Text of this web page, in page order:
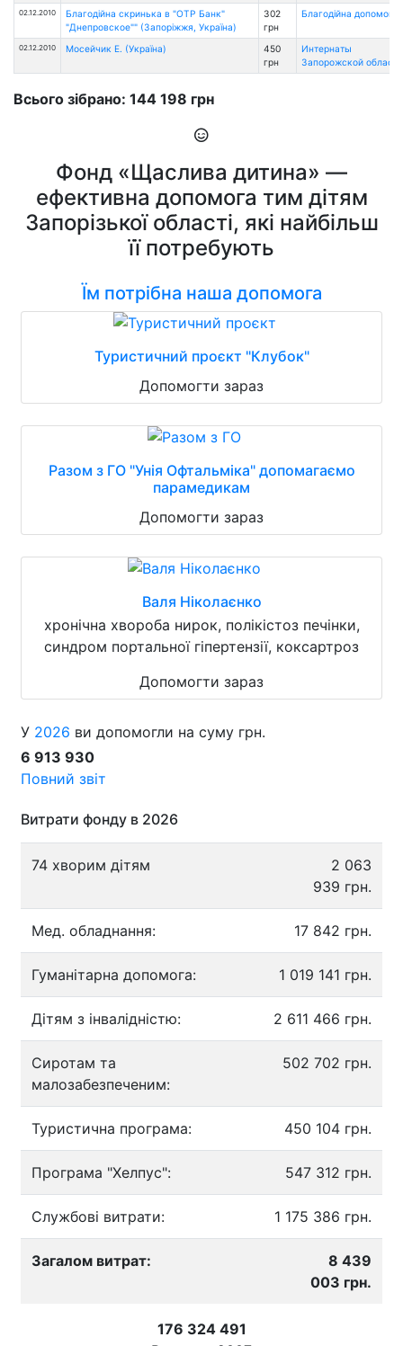
02.12.2010
Благодійна скринька в "ОТР Банк"
"Днепровское"" (Запоріжжя, Україна)
302
грн
Благодійна допомога
02.12.2010 Мосейчик Е. (Україна)
450
грн
Интернаты
Запорожской области
Всього зібрано: 144 198 грн
Фонд «Щаслива дитина» —
ефективна допомога тим дітям
Запорізької області, які найбільш
її потребують
Їм потрібна наша допомога
Туристичний проєкт "Клубок"
Допомогти зараз
Разом з ГО "Унія Офтальміка" допомагаємо
парамедикам
Допомогти зараз
Валя Ніколаєнко
хронічна хвороба нирок, полікістоз печінки,
синдром портальної гіпертензії, коксартроз
Допомогти зараз
У 2026 ви допомогли на суму грн.
6 913 930
Повний звіт
Витрати фонду в 2026
74 хворим дітям
2 063
939 грн.
Мед. обладнання: 17 842 грн.
Гуманітарна допомога: 1 019 141 грн.
Дітям з інвалідністю: 2 611 466 грн.
Сиротам та
малозабезпеченим:
502 702 грн.
Туристична програма: 450 104 грн.
Програма "Хелпус": 547 312 грн.
Службові витрати: 1 175 386 грн.
Загалом витрат:
8 439
003 грн.
176 324 491